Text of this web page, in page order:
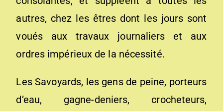
autres, chez les êtres dont les jours sont
voués aux travaux journaliers et aux
ordres impérieux de la nécessité.
Les Savoyards, les gens de peine, porteurs
d’eau, gagne-deniers, crocheteurs,